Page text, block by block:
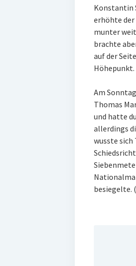
Konstantin
erhöhte der
munter
brachte
auf der
Höhepunkt.
Am
Thomas
und hatte
allerdings
wusste sich
besiegelte.